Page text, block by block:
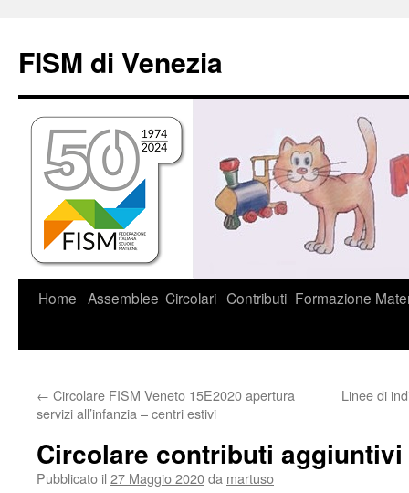
contenuto
FISM di Venezia
Home Assemblee Circolari Contributi Formazione
← Circolare FISM Veneto 15E2020 apertura
servizi all’infanzia – centri estivi
Linee di
Circolare contributi aggiuntivi
Pubblicato il 27 Maggio 2020da martuso